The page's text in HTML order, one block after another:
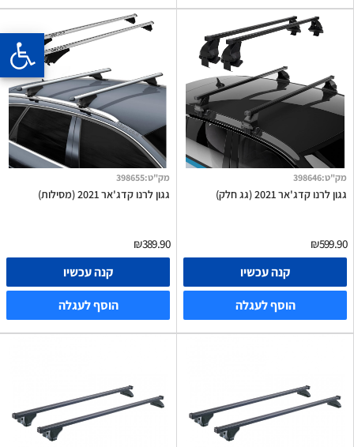
מק"ט:
398646
גגון לרנו קדג'אר 2021 (גג חלק)
₪599.90
קנה עכשיו
הוסף לעגלה
מק"ט:
398655
גגון לרנו קדג'אר 2021 (מסילות)
₪389.90
קנה עכשיו
הוסף לעגלה